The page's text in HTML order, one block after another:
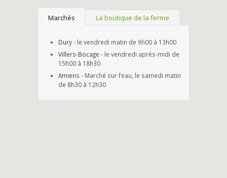
Marchés La boutique de la ferme
Dury- le vendredi matin de 9h00 à 13h00
Villers-Bocage - le vendredi après-midi de
15h00 à 18h30
Amiens - Marché sur l’eau, le samedi matin
de 8h30 à 12h30